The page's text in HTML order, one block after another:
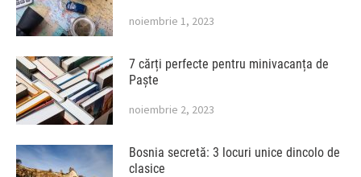
noiembrie 1, 2023
7 cărți perfecte pentru minivacanța de
Paște
noiembrie 2, 2023
Bosnia secretă: 3 locuri unice dincolo de
clasice